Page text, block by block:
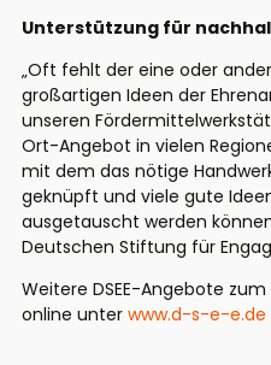
Unterstützung für
„Oft fehlt der eine oder
großartigen Ideen der
unseren
Ort-Angebot in vielen
mit dem das nötige
geknüpft und viele gute
ausgetauscht werden
Deutschen Stiftung für
Weitere DSEE-Angebote
online unter www.d-s-e-e.de